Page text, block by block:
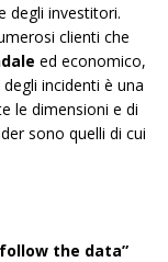
degli investitori.
clienti che
ed economico,
incidenti è una
le dimensioni e di
sono quelli di cui
follow the data”